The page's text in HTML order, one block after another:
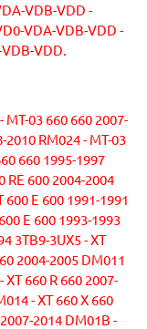
VDB-VDD -
VDA-VDB-VDD -
VDB-VDD.
MT-03 660 660 2007-
2010 RM024 - MT-03
660 1995-1997
RE 600 2004-2004
600 E 600 1991-1991
E 600 1993-1993
3TB9-3UX5 - XT
2004-2005 DM011
660 R 660 2007-
- XT 660 X 660
2014 DM01B -